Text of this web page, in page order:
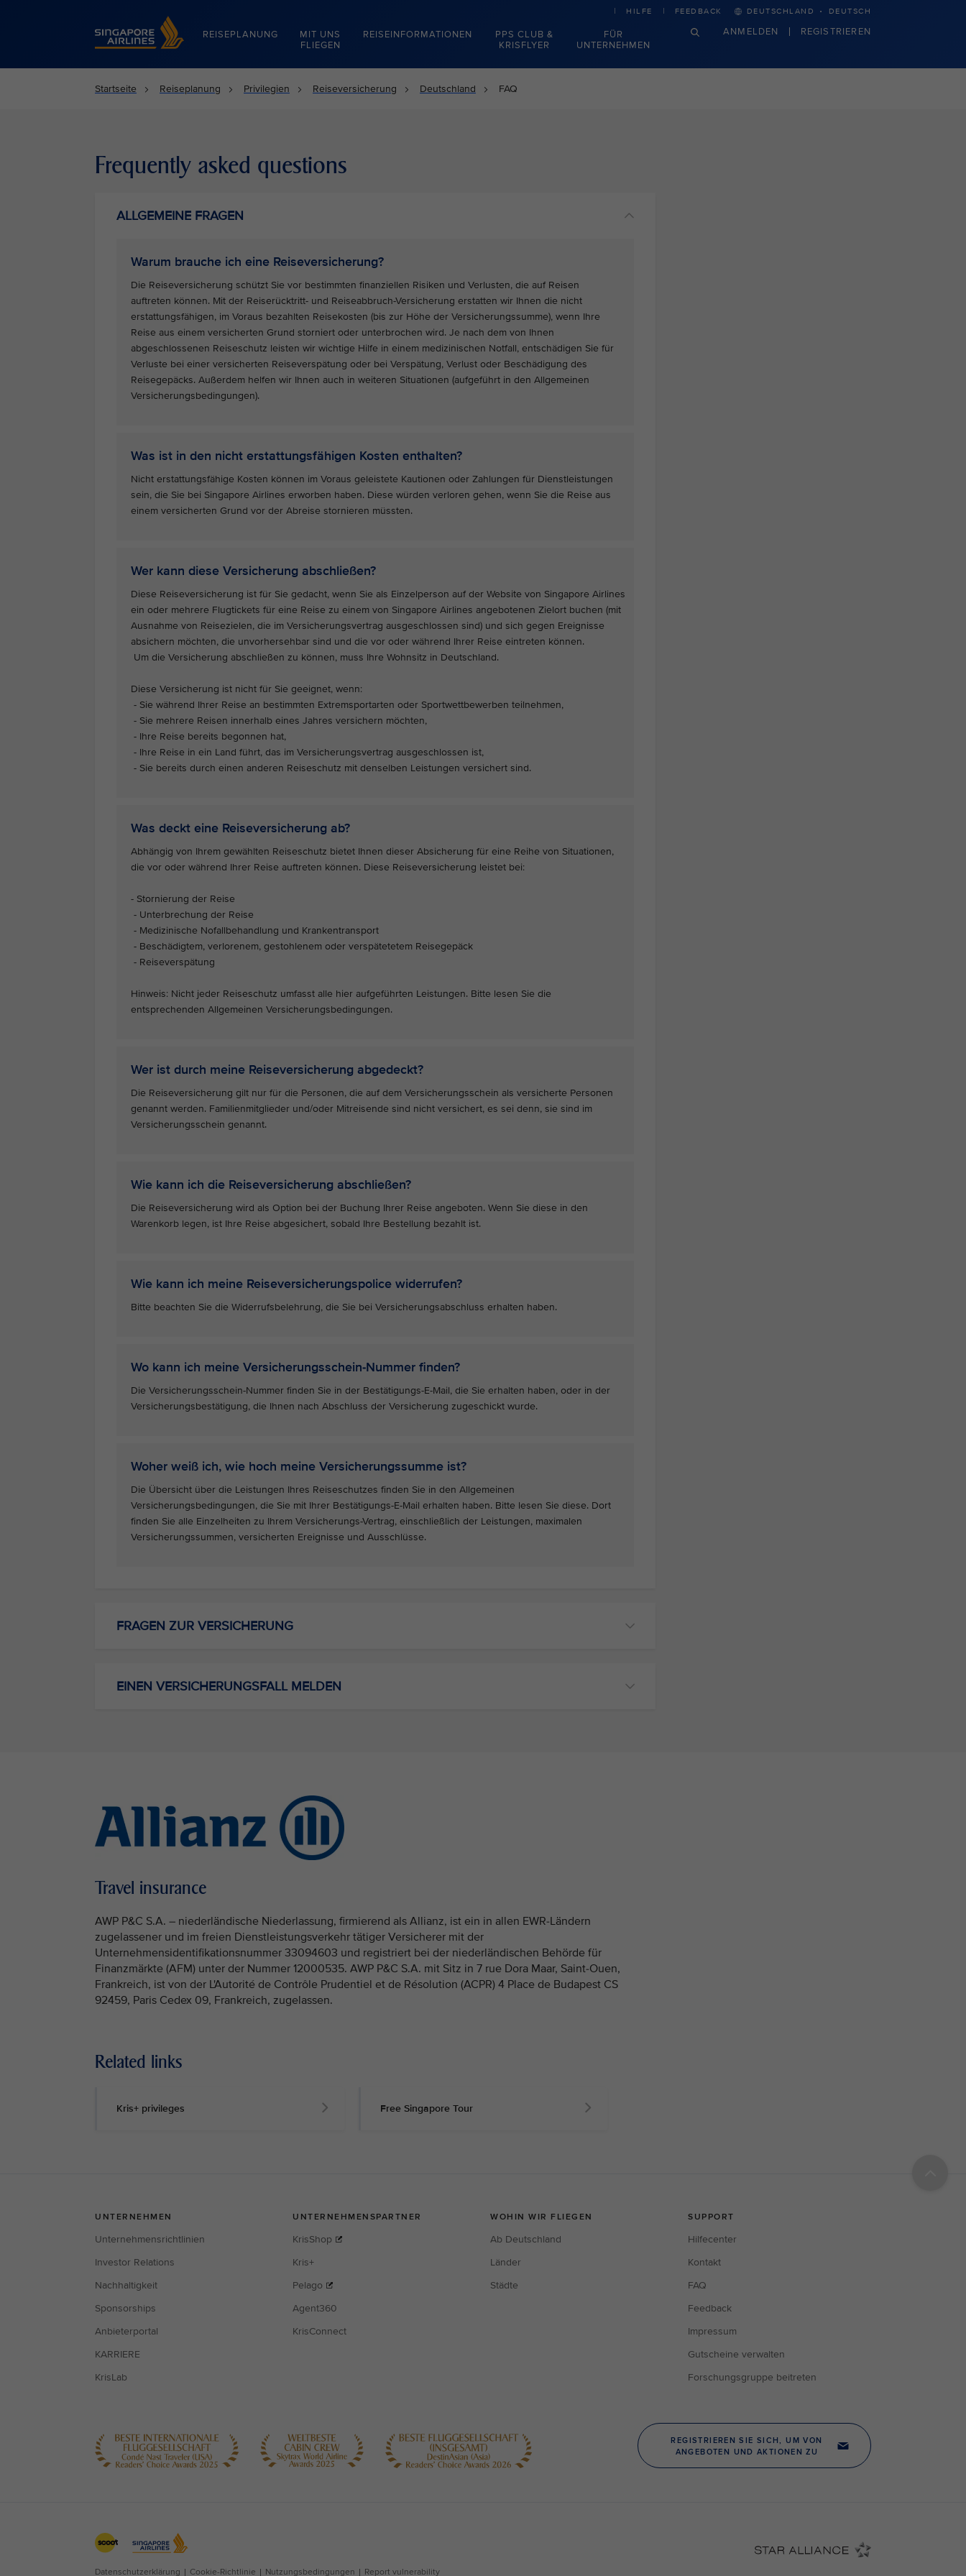
Singapore Airlines Home
REISEPLANUNG
MIT UNS
FLIEGEN
REISEINFORMATIONEN
PPS CLUB &
KRISFLYER
FÜR
UNTERNEHMEN
HILFE FEEDBACK DEUTSCHLAND · DEUTSCH
ANMELDEN REGISTRIEREN
Startseite Reiseplanung Privilegien Reiseversicherung Deutschland FAQ
Frequently asked questions
ALLGEMEINE FRAGEN
Warum brauche ich eine Reiseversicherung?
Die Reiseversicherung schützt Sie vor bestimmten finanziellen Risiken und Verlusten, die auf Reisen
auftreten können. Mit der Reiserücktritt- und Reiseabbruch-Versicherung erstatten wir Ihnen die nicht
erstattungsfähigen, im Voraus bezahlten Reisekosten (bis zur Höhe der Versicherungssumme), wenn Ihre
Reise aus einem versicherten Grund storniert oder unterbrochen wird. Je nach dem von Ihnen
abgeschlossenen Reiseschutz leisten wir wichtige Hilfe in einem medizinischen Notfall, entschädigen Sie für
Verluste bei einer versicherten Reiseverspätung oder bei Verspätung, Verlust oder Beschädigung des
Reisegepäcks. Außerdem helfen wir Ihnen auch in weiteren Situationen (aufgeführt in den Allgemeinen
Versicherungsbedingungen).
Was ist in den nicht erstattungsfähigen Kosten enthalten?
Nicht erstattungsfähige Kosten können im Voraus geleistete Kautionen oder Zahlungen für Dienstleistungen
sein, die Sie bei Singapore Airlines erworben haben. Diese würden verloren gehen, wenn Sie die Reise aus
einem versicherten Grund vor der Abreise stornieren müssten.
Wer kann diese Versicherung abschließen?
Diese Reiseversicherung ist für Sie gedacht, wenn Sie als Einzelperson auf der Website von Singapore Airlines
ein oder mehrere Flugtickets für eine Reise zu einem von Singapore Airlines angebotenen Zielort buchen (mit
Ausnahme von Reisezielen, die im Versicherungsvertrag ausgeschlossen sind) und sich gegen Ereignisse
absichern möchten, die unvorhersehbar sind und die vor oder während Ihrer Reise eintreten können.
Um die Versicherung abschließen zu können, muss Ihre Wohnsitz in Deutschland.
Diese Versicherung ist nicht für Sie geeignet, wenn:
- Sie während Ihrer Reise an bestimmten Extremsportarten oder Sportwettbewerben teilnehmen,
- Sie mehrere Reisen innerhalb eines Jahres versichern möchten,
- Ihre Reise bereits begonnen hat,
- Ihre Reise in ein Land führt, das im Versicherungsvertrag ausgeschlossen ist,
- Sie bereits durch einen anderen Reiseschutz mit denselben Leistungen versichert sind.
Was deckt eine Reiseversicherung ab?
Abhängig von Ihrem gewählten Reiseschutz bietet Ihnen dieser Absicherung für eine Reihe von Situationen,
die vor oder während Ihrer Reise auftreten können. Diese Reiseversicherung leistet bei:
- Stornierung der Reise
- Unterbrechung der Reise
- Medizinische Nofallbehandlung und Krankentransport
- Beschädigtem, verlorenem, gestohlenem oder verspätetetem Reisegepäck
- Reiseverspätung
Hinweis: Nicht jeder Reiseschutz umfasst alle hier aufgeführten Leistungen. Bitte lesen Sie die
entsprechenden Allgemeinen Versicherungsbedingungen.
Wer ist durch meine Reiseversicherung abgedeckt?
Die Reiseversicherung gilt nur für die Personen, die auf dem Versicherungsschein als versicherte Personen
genannt werden. Familienmitglieder und/oder Mitreisende sind nicht versichert, es sei denn, sie sind im
Versicherungsschein genannt.
Wie kann ich die Reiseversicherung abschließen?
Die Reiseversicherung wird als Option bei der Buchung Ihrer Reise angeboten. Wenn Sie diese in den
Warenkorb legen, ist Ihre Reise abgesichert, sobald Ihre Bestellung bezahlt ist.
Wie kann ich meine Reiseversicherungspolice widerrufen?
Bitte beachten Sie die Widerrufsbelehrung, die Sie bei Versicherungsabschluss erhalten haben.
Wo kann ich meine Versicherungsschein-Nummer finden?
Die Versicherungsschein-Nummer finden Sie in der Bestätigungs-E-Mail, die Sie erhalten haben, oder in der
Versicherungsbestätigung, die Ihnen nach Abschluss der Versicherung zugeschickt wurde.
Woher weiß ich, wie hoch meine Versicherungssumme ist?
Die Übersicht über die Leistungen Ihres Reiseschutzes finden Sie in den Allgemeinen
Versicherungsbedingungen, die Sie mit Ihrer Bestätigungs-E-Mail erhalten haben. Bitte lesen Sie diese. Dort
finden Sie alle Einzelheiten zu Ihrem Versicherungs-Vertrag, einschließlich der Leistungen, maximalen
Versicherungssummen, versicherten Ereignisse und Ausschlüsse.
FRAGEN ZUR VERSICHERUNG
EINEN VERSICHERUNGSFALL MELDEN
Travel insurance
AWP P&C S.A. – niederländische Niederlassung, firmierend als Allianz, ist ein in allen EWR-Ländern
zugelassener und im freien Dienstleistungsverkehr tätiger Versicherer mit der
Unternehmensidentifikationsnummer 33094603 und registriert bei der niederländischen Behörde für
Finanzmärkte (AFM) unter der Nummer 12000535. AWP P&C S.A. mit Sitz in 7 rue Dora Maar, Saint-Ouen,
Frankreich, ist von der L'Autorité de Contrôle Prudentiel et de Résolution (ACPR) 4 Place de Budapest CS
92459, Paris Cedex 09, Frankreich, zugelassen.
Related links
Kris+ privileges Free Singapore Tour